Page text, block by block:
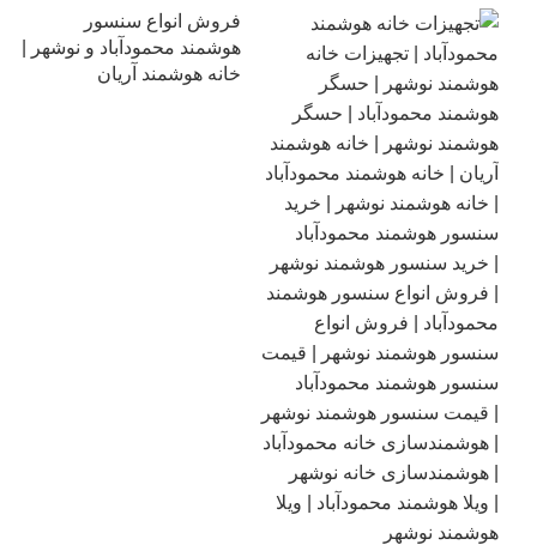
فروش انواع سنسور
هوشمند محمودآباد و نوشهر |
خانه هوشمند آریان